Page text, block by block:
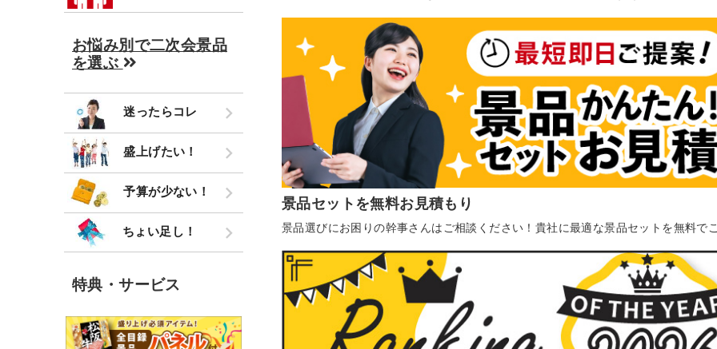
お悩み別で二次会景品
を選ぶ
迷ったらコレ
盛上げたい！
予算が少ない！
ちょい足し！
特典・サービス
景品セットを無料お見積もり
景品選びにお困りの幹事さんはご相談ください！貴社に最適な景品セットを無料で